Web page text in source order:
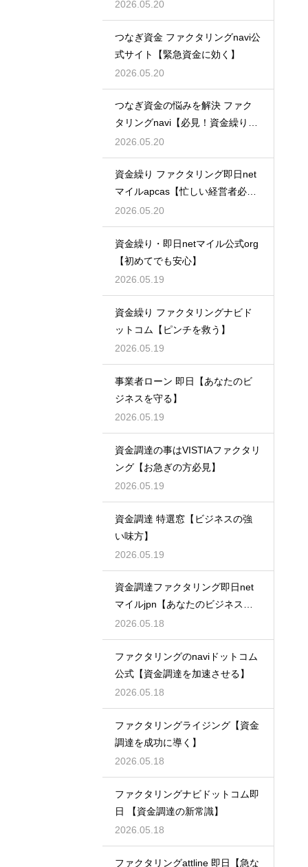
最適】
2026.05.20
つなぎ資金 ファクタリングnavi公
式サイト【緊急資金に効く】
2026.05.20
つなぎ資金の悩みを解決 ファク
タリングnavi【必見！資金繰り対
策】
2026.05.20
資金繰り ファクタリング即日net
マイルapcas【忙しい経営者必
見】
2026.05.20
資金繰り・即日netマイル公式org
【初めてでも安心】
2026.05.19
資金繰り ファクタリングナビド
ットコム【ピンチを救う】
2026.05.19
事業者ローン 即日【あなたのビ
ジネスを守る】
2026.05.19
資金調達の事はVISTIAファクタリ
ング【お急ぎの方必見】
2026.05.19
資金調達 特選窓【ビジネスの強
い味方】
2026.05.19
資金調達ファクタリング即日net
マイルjpn【あなたのビジネスを
支える】
2026.05.18
ファクタリングのnaviドットコム
公式【資金調達を加速させる】
2026.05.18
ファクタリングライジング【資金
調達を成功に導く】
2026.05.18
ファクタリングナビドットコム即
日 【資金調達の新常識】
2026.05.18
ファクタリングattline 即日【急な